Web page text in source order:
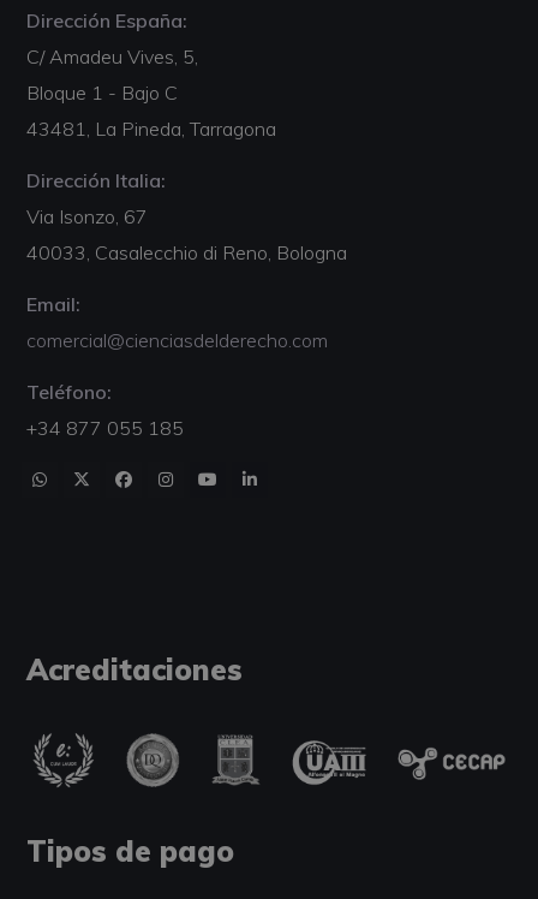
Dirección España:
C/ Amadeu Vives, 5,
Bloque 1 - Bajo C
43481, La Pineda, Tarragona
Dirección Italia:
Via Isonzo, 67
40033, Casalecchio di Reno, Bologna
Email:
comercial@cienciasdelderecho.com
Teléfono:
+34 877 055 185
Acreditaciones
Tipos de pago